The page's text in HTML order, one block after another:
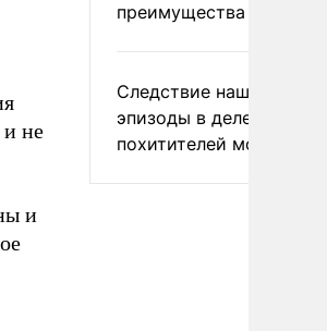
и не
и
преимущества России
Следствие нашло
эпизоды в деле
похитителей москвичек